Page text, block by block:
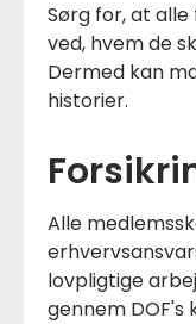
Sørg for, at
ved, hvem de
Dermed kan
historier.
Alle
lovpligtige
gennem DOF's